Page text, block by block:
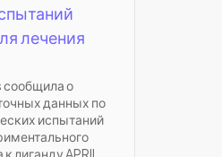
лечения
сообщила о
данных по
испытаний
лиганду APRIL